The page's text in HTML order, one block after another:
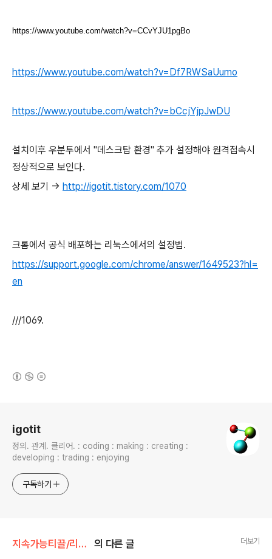
https://www.youtube.com/watch?v=CCvYJU1pgBo
https://www.youtube.com/watch?v=Df7RWSaUumo
https://www.youtube.com/watch?v=bCcjYjpJwDU
설치이후 우분투에서 "데스크탑 환경" 추가 설정해야 원격접속시
정상적으로 보인다.
상세 보기 -> http://igotit.tistory.com/1070
크롬에서 공식 배포하는 리눅스에서의 설정법.
https://support.google.com/chrome/answer/1649523?hl=
en
///1069.
igotit
정의. 관계. 클리어. : coding : making : creating :
developing : trading : enjoying
구독하기
지속가능티끌/리눅스.우분투. 의 다른 글 더보기